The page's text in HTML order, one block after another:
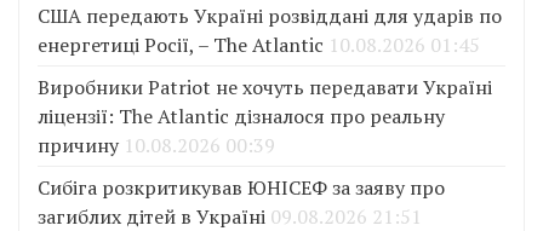
США передають Україні розвіддані для ударів по
енергетиці Росії, – The Atlantic 10.08.2026 01:45
Виробники Patriot не хочуть передавати Україні
ліцензії: The Atlantic дізналося про реальну
причину 10.08.2026 00:39
Сибіга розкритикував ЮНІСЕФ за заяву про
загиблих дітей в Україні 09.08.2026 21:51